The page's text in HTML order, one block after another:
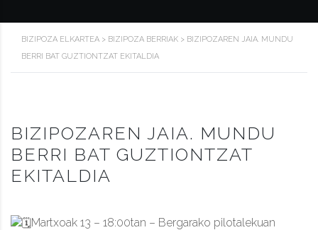
BIZIPOZA ELKARTEA > BIZIPOZA BERRIAK > BIZIPOZAREN JAIA. MUNDU
BERRI BAT GUZTIONTZAT EKITALDIA
BIZIPOZAREN JAIA. MUNDU
BERRI BAT GUZTIONTZAT
EKITALDIA
Martxoak 13 – 18:00tan – Bergarako pilotalekuan